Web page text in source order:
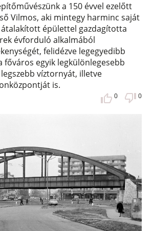
a 150 évvel ezelőtt
Vilmos, aki mintegy harminc saját
épülettel gazdagította
évforduló alkalmából
felidézve legegyedibb
főváros egyik legkülönlegesebb
víztornyát, illetve
is.
0 0